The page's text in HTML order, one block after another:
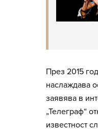
През 2015
наслаждава
заявява в
„Телеграф“
известност